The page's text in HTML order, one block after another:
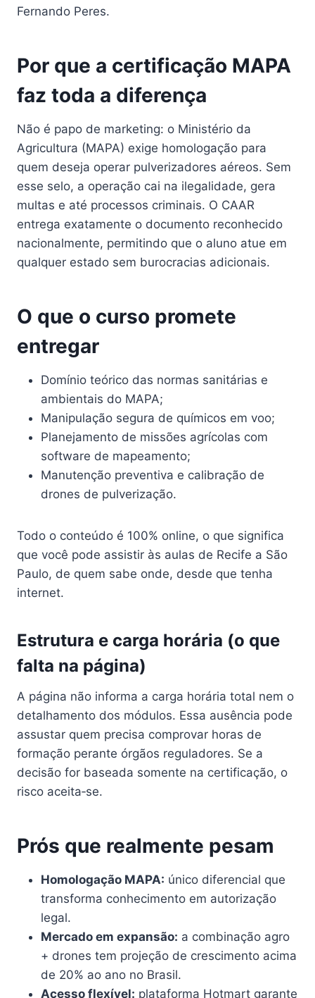
Fernando Peres.
Por que a certificação MAPA
faz toda a diferença
Não é papo de marketing: o Ministério da
Agricultura (MAPA) exige homologação para
quem deseja operar pulverizadores aéreos. Sem
esse selo, a operação cai na ilegalidade, gera
multas e até processos criminais. O CAAR
entrega exatamente o documento reconhecido
nacionalmente, permitindo que o aluno atue em
qualquer estado sem burocracias adicionais.
O que o curso promete
entregar
Domínio teórico das normas sanitárias e
ambientais do MAPA;
Manipulação segura de químicos em voo;
Planejamento de missões agrícolas com
software de mapeamento;
Manutenção preventiva e calibração de
drones de pulverização.
Todo o conteúdo é 100% online, o que significa
que você pode assistir às aulas de Recife a São
Paulo, de quem sabe onde, desde que tenha
internet.
Estrutura e carga horária (o que
falta na página)
A página não informa a carga horária total nem o
detalhamento dos módulos. Essa ausência pode
assustar quem precisa comprovar horas de
formação perante órgãos reguladores. Se a
decisão for baseada somente na certificação, o
risco aceita‑se.
Prós que realmente pesam
Homologação MAPA: único diferencial que
transforma conhecimento em autorização
legal.
Mercado em expansão: a combinação agro
+ drones tem projeção de crescimento acima
de 20% ao ano no Brasil.
Acesso flexível: plataforma Hotmart garante